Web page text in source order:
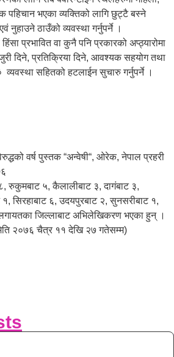
पहिचान भएका व्यक्तिको लागि छुट्टै बस्ने
नुहाउने ठाउँको व्यवस्था गर्नुपर्ने ।
प्रभावित वा कुनै पनि प्रकारको अप्ठ्यारोमा
दिने, प्रतिक्रिया दिने, आवश्यक सहयोग तथा
व्यवस्था सहितको हटलाईन सुचारु गर्नुपर्ने ।
वर्ष पुस्तक “अन्वेषी“, ओरेक, नेपाल प्रहरी
रुकुमबाट ५, कैलालीबाट ३, दागंबाट ३,
१, सिरहाबाट ६, उदयपुरबाट २, सुनसरीबाट १,
लगायतका जिल्लाबाट अभिलेखिकरण भएका हुन् ।
२०७६ चैत्र ११ देखि २७ गतेसम्म)